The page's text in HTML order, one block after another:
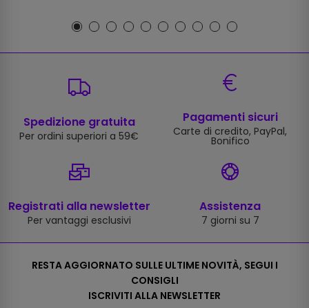
Spedizione gratuita
Per ordini superiori a 59€
Pagamenti sicuri
Carte di credito, PayPal,
Bonifico
Registrati alla newsletter
Per vantaggi esclusivi
Assistenza
7 giorni su 7
RESTA AGGIORNATO SULLE ULTIME NOVITÀ, SEGUI I
CONSIGLI
ISCRIVITI ALLA NEWSLETTER